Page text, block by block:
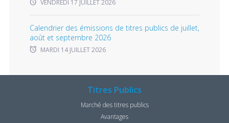
VENDREDI 17 JUILLET 2026
Calendrier des émissions de titres publics de juillet,
août et septembre 2026
MARDI 14 JUILLET 2026
Titres Publics
Marché des titres publics
Avantages